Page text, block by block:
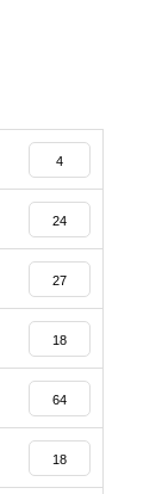
4
24
27
18
64
18